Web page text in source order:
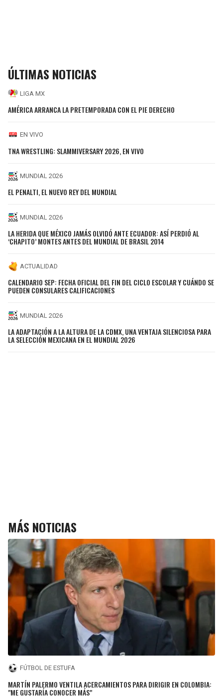
ÚLTIMAS NOTICIAS
LIGA MX
AMÉRICA ARRANCA LA PRETEMPORADA CON EL PIE DERECHO
EN VIVO
TNA WRESTLING: SLAMMIVERSARY 2026, EN VIVO
MUNDIAL 2026
EL PENALTI, EL NUEVO REY DEL MUNDIAL
MUNDIAL 2026
LA HERIDA QUE MÉXICO JAMÁS OLVIDÓ ANTE ECUADOR: ASÍ PERDIÓ AL
‘CHAPITO’ MONTES ANTES DEL MUNDIAL DE BRASIL 2014
ACTUALIDAD
CALENDARIO SEP: FECHA OFICIAL DEL FIN DEL CICLO ESCOLAR Y CUÁNDO SE
PUEDEN CONSULARES CALIFICACIONES
MUNDIAL 2026
LA ADAPTACIÓN A LA ALTURA DE LA CDMX, UNA VENTAJA SILENCIOSA PARA
LA SELECCIÓN MEXICANA EN EL MUNDIAL 2026
MÁS NOTICIAS
FÚTBOL DE ESTUFA
MARTÍN PALERMO VENTILA ACERCAMIENTOS PARA DIRIGIR EN COLOMBIA:
"ME GUSTARÍA CONOCER MÁS"